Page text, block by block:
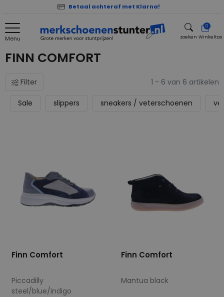
Betaal achteraf met Klarna!
Menu zoeken
0
Winkeltas
FINN COMFORT
Filter 1 - 6 van 6 artikelen
Sale slippers sneakers / veterschoenen
Finn Comfort
Piccadilly
steel/blue/indigo
Finn Comfort
Mantua black